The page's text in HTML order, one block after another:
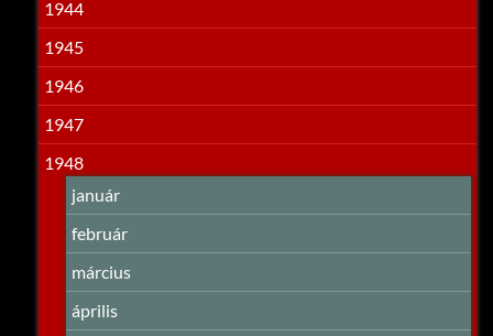
1944
1945
1946
1947
1948
január
február
március
április